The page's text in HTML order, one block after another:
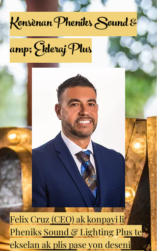
Konsènan Pheniks Sound &
amp; Ekleraj Plus
Felix Cruz (CEO) ak konpayi li
Pheniks Sound & Lighting Plus te
ekselan ak plis pase yon deseni